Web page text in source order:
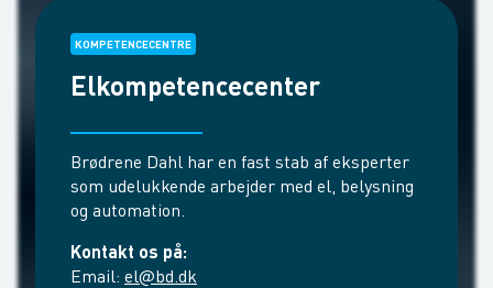
KOMPETENCECENTRE
Elkompetencecenter
Brødrene Dahl har en fast stab af eksperter
som udelukkende arbejder med el, belysning
og automation.
Kontakt os på:
Email: el@bd.dk